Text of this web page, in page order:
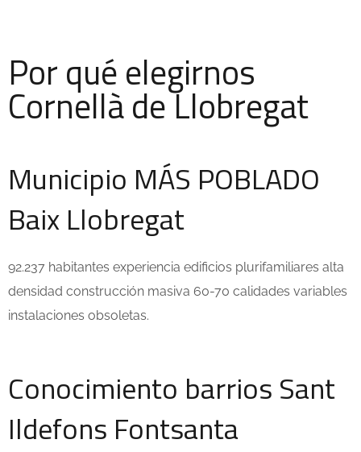
Por qué elegirnos
Cornellà de Llobregat
Municipio MÁS POBLADO
Baix Llobregat
92.237 habitantes experiencia edificios plurifamiliares alta
densidad construcción masiva 60-70 calidades variables
instalaciones obsoletas.
Conocimiento barrios Sant
Ildefons Fontsanta